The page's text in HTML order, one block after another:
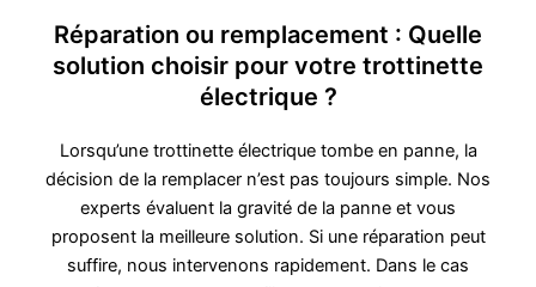
Réparation ou remplacement : Quelle
solution choisir pour votre trottinette
électrique ?
Lorsqu’une trottinette électrique tombe en panne, la
décision de la remplacer n’est pas toujours simple. Nos
experts évaluent la gravité de la panne et vous
proposent la meilleure solution. Si une réparation peut
suffire, nous intervenons rapidement. Dans le cas